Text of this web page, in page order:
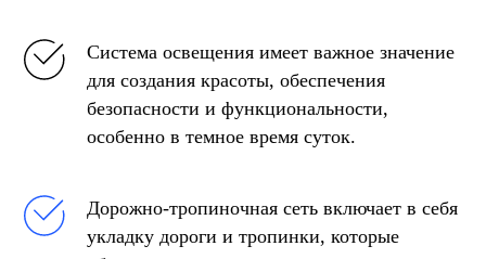
Система освещения имеет важное значение
для создания красоты, обеспечения
безопасности и функциональности,
особенно в темное время суток.
Дорожно-тропиночная сеть включает в себя
укладку дороги и тропинки, которые